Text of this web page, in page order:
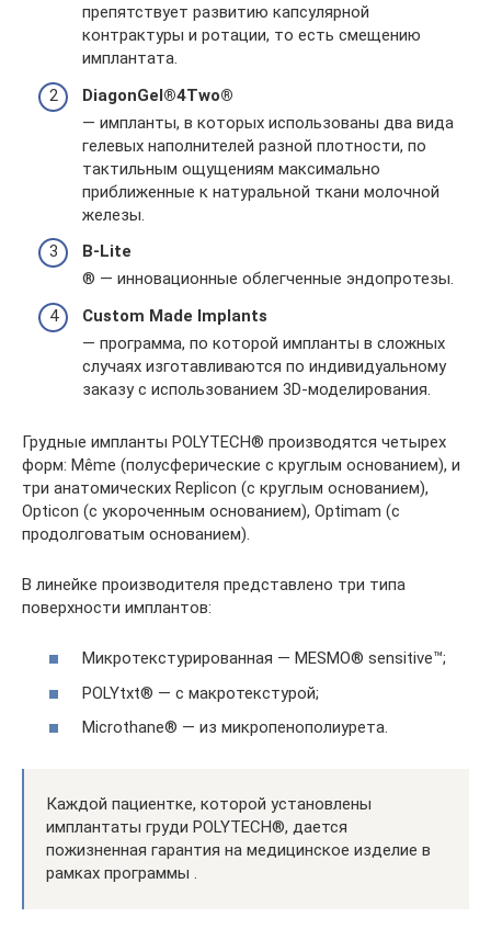
препятствует развитию капсулярной
контрактуры и ротации, то есть смещению
имплантата.
DiagonGel®4Two®
— импланты, в которых использованы два вида
гелевых наполнителей разной плотности, по
тактильным ощущениям максимально
приближенные к натуральной ткани молочной
железы.
B-Lite
® — инновационные облегченные эндопротезы.
Custom Made Implants
— программа, по которой импланты в сложных
случаях изготавливаются по индивидуальному
заказу с использованием 3D-моделирования.
Грудные импланты POLYTECH® производятся четырех
форм: Même (полусферические с круглым основанием), и
три анатомических Replicon (с круглым основанием),
Opticon (с укороченным основанием), Optimam (с
продолговатым основанием).
В линейке производителя представлено три типа
поверхности имплантов:
Микротекстурированная — MESMO® sensitive™;
POLYtxt® — с макротекстурой;
Microthane® — из микропенополиурета.
Каждой пациентке, которой установлены
имплантаты груди POLYTECH®, дается
пожизненная гарантия на медицинское изделие в
рамках программы .